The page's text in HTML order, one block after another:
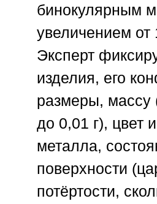
бинокулярным
увеличением от
Эксперт
изделия, его
размеры, массу
до 0,01 г), цвет
металла,
поверхности
потёртости,